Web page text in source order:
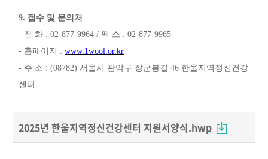
9. 접수 및 문의처
- 전 화 : 02-877-9964 / 팩 스 : 02-877-9965
- 홈페이지 : www.1wool.or.kr
- 주 소 : (08782) 서울시 관악구 장군봉길 46 한울지역정신건강
센터
2025년 한울지역정신건강센터 지원서양식.hwp